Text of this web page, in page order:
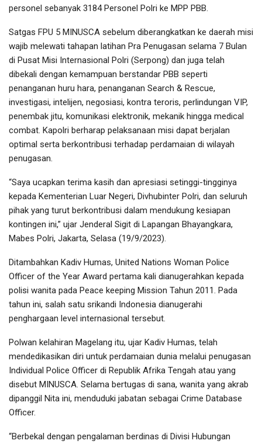
personel sebanyak 3184 Personel Polri ke MPP PBB.
Satgas FPU 5 MINUSCA sebelum diberangkatkan ke daerah misi
wajib melewati tahapan latihan Pra Penugasan selama 7 Bulan
di Pusat Misi Internasional Polri (Serpong) dan juga telah
dibekali dengan kemampuan berstandar PBB seperti
penanganan huru hara, penanganan Search & Rescue,
investigasi, intelijen, negosiasi, kontra teroris, perlindungan VIP,
penembak jitu, komunikasi elektronik, mekanik hingga medical
combat. Kapolri berharap pelaksanaan misi dapat berjalan
optimal serta berkontribusi terhadap perdamaian di wilayah
penugasan.
“Saya ucapkan terima kasih dan apresiasi setinggi-tingginya
kepada Kementerian Luar Negeri, Divhubinter Polri, dan seluruh
pihak yang turut berkontribusi dalam mendukung kesiapan
kontingen ini,” ujar Jenderal Sigit di Lapangan Bhayangkara,
Mabes Polri, Jakarta, Selasa (19/9/2023).
Ditambahkan Kadiv Humas, United Nations Woman Police
Officer of the Year Award pertama kali dianugerahkan kepada
polisi wanita pada Peace keeping Mission Tahun 2011. Pada
tahun ini, salah satu srikandi Indonesia dianugerahi
penghargaan level internasional tersebut.
Polwan kelahiran Magelang itu, ujar Kadiv Humas, telah
mendedikasikan diri untuk perdamaian dunia melalui penugasan
Individual Police Officer di Republik Afrika Tengah atau yang
disebut MINUSCA. Selama bertugas di sana, wanita yang akrab
dipanggil Nita ini, menduduki jabatan sebagai Crime Database
Officer.
“Berbekal dengan pengalaman berdinas di Divisi Hubungan